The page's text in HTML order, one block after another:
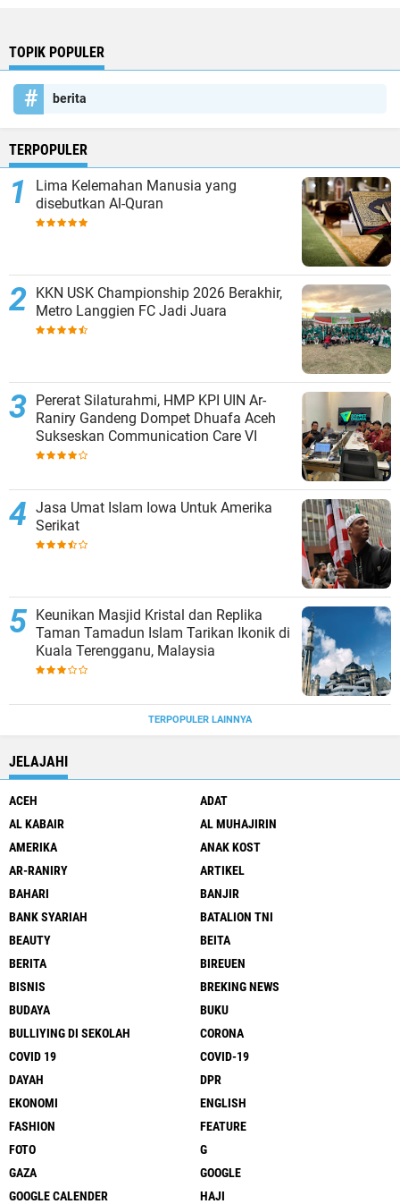
TOPIK POPULER
berita
TERPOPULER
Lima Kelemahan Manusia yang
disebutkan Al-Quran
KKN USK Championship 2026 Berakhir,
Metro Langgien FC Jadi Juara
Pererat Silaturahmi, HMP KPI UIN Ar-
Raniry Gandeng Dompet Dhuafa Aceh
Sukseskan Communication Care VI
Jasa Umat Islam Iowa Untuk Amerika
Serikat
Keunikan Masjid Kristal dan Replika
Taman Tamadun Islam Tarikan Ikonik di
Kuala Terengganu, Malaysia
TERPOPULER LAINNYA
JELAJAHI
ACEH
ADAT
AL KABAIR
AL MUHAJIRIN
AMERIKA
ANAK KOST
AR-RANIRY
ARTIKEL
BAHARI
BANJIR
BANK SYARIAH
BATALION TNI
BEAUTY
BEITA
BERITA
BIREUEN
BISNIS
BREKING NEWS
BUDAYA
BUKU
BULLIYING DI SEKOLAH
CORONA
COVID 19
COVID-19
DAYAH
DPR
EKONOMI
ENGLISH
FASHION
FEATURE
FOTO
G
GAZA
GOOGLE
GOOGLE CALENDER
HAJI